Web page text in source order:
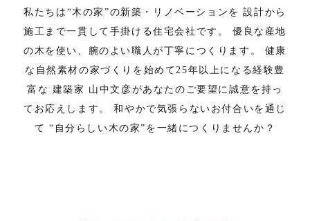
私たちは“木の家”の新築・リノベーションを 設計から
施工まで一貫して手掛ける住宅会社です。
優良な産地
の木を使い、腕のよい職人が丁寧につくります。
健康
な自然素材の家づくりを始めて25年以上になる経験豊
富な 建築家 山中文彦があなたのご要望に誠意を持っ
てお応えします。
和やかで気張らないお付合いを通じ
て “自分らしい木の家”を一緒につくりませんか？